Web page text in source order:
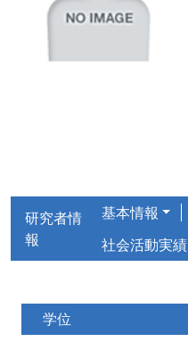
研究者情
報
基本情報
社会活動実績
学位